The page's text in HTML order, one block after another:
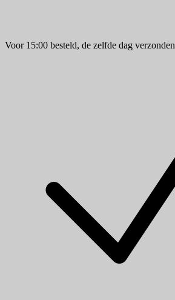
Voor 15:00 besteld, de zelfde dag verzonden